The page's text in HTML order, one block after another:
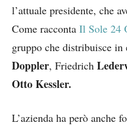
l’attuale presidente, che
Come racconta Il Sole 24
gruppo che distribuisce
Doppler, Friedrich
Otto Kessler.
L’azienda ha però anche